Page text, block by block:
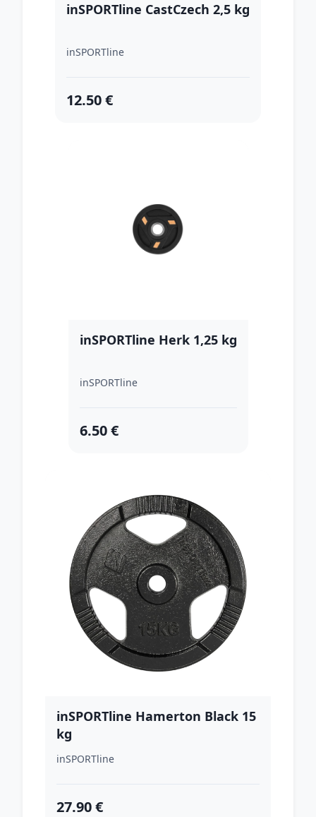
inSPORTline CastCzech 2,5 kg
inSPORTline
12.50 €
inSPORTline Herk 1,25 kg
inSPORTline
6.50 €
inSPORTline Hamerton Black 15
kg
inSPORTline
27.90 €